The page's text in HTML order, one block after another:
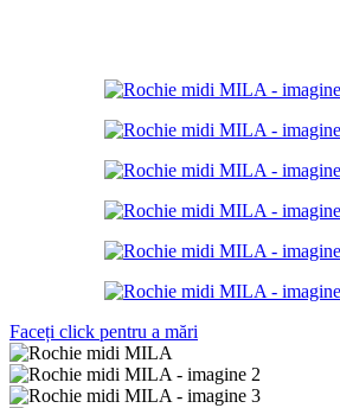
Faceți click pentru a mări